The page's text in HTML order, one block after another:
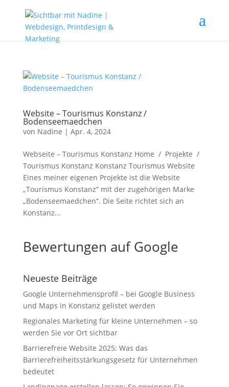
Website – Tourismus Konstanz /
Bodenseemaedchen
von Nadine | Apr. 4, 2024
Webseite – Tourismus Konstanz Home / Projekte /
Tourismus Konstanz Konstanz Tourismus Website
Eines meiner eigenen Projekte ist die Website
„Tourismus Konstanz“ mit der zugehörigen Marke
„Bodenseemaedchen“. Die Seite richtet sich an
Konstanz...
Bewertungen auf Google
Neueste Beiträge
Google Unternehmensprofil – bei Google Business
und Maps in Konstanz gelistet werden
Regionales Marketing für kleine Unternehmen – so
werden Sie vor Ort sichtbar
Barrierefreie Website 2025: Was das
Barrierefreiheitsstärkungsgesetz für Unternehmen
bedeutet